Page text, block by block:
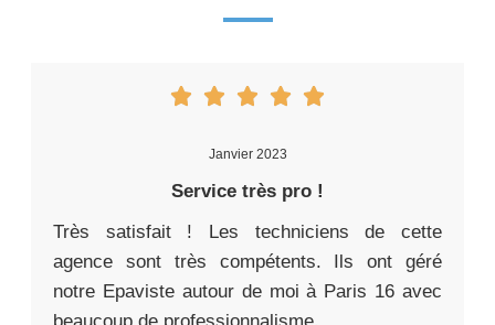
Janvier 2023
Service très pro !
Très satisfait ! Les techniciens de cette
agence sont très compétents. Ils ont géré
notre Epaviste autour de moi à Paris 16 avec
beaucoup de professionnalisme.